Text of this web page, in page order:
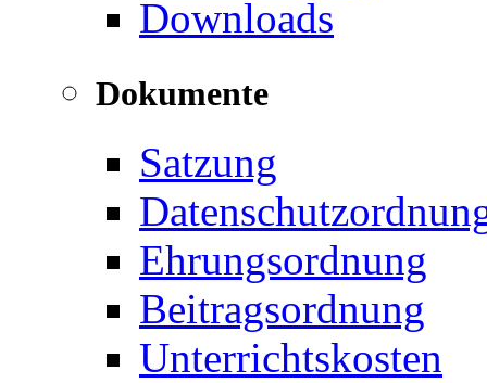
Downloads
Dokumente
Satzung
Ehrungsordnung
Beitragsordnung
Unterrichtskosten